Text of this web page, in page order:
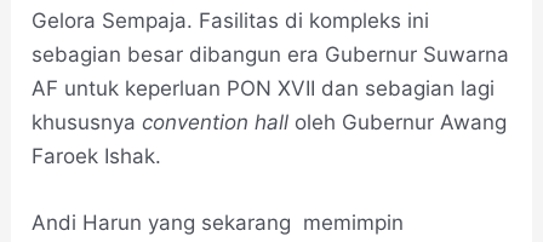
Gelora Sempaja. Fasilitas di kompleks ini
sebagian besar dibangun era Gubernur Suwarna
AF untuk keperluan PON XVII dan sebagian lagi
khususnyaconvention hall oleh Gubernur Awang
Faroek Ishak.
Andi Harun yang sekarang memimpin